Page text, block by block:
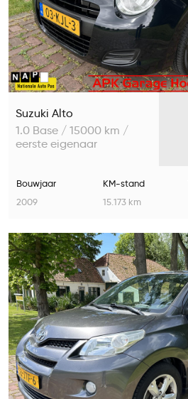
Suzuki Alto
1.0 Base / 15000 km /
eerste eigenaar
Bouwjaar
2009
KM-stand
15.173 km